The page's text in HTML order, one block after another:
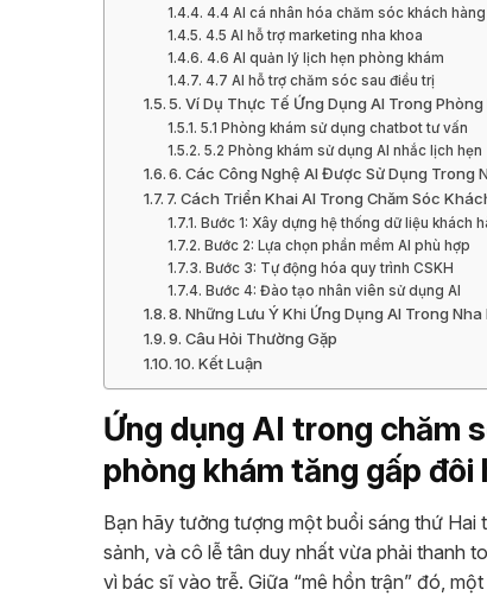
4.4 AI cá nhân hóa chăm sóc khách hàng
4.5 AI hỗ trợ marketing nha khoa
4.6 AI quản lý lịch hẹn phòng khám
4.7 AI hỗ trợ chăm sóc sau điều trị
5. Ví Dụ Thực Tế Ứng Dụng AI Trong
5.1 Phòng khám sử dụng chatbot tư vấn
5.2 Phòng khám sử dụng AI nhắc lịch hẹn
6. Các Công Nghệ AI Được Sử Dụng Trong
7. Cách Triển Khai AI Trong Chăm Sóc
Bước 1: Xây dựng hệ thống dữ liệu khách
Bước 2: Lựa chọn phần mềm AI phù hợp
Bước 3: Tự động hóa quy trình CSKH
Bước 4: Đào tạo nhân viên sử dụng AI
8. Những Lưu Ý Khi Ứng Dụng AI Trong Nha
9. Câu Hỏi Thường Gặp
10. Kết Luận
Ứng dụng AI trong chăm
phòng khám tăng gấp đôi
Bạn hãy tưởng tượng một buổi sáng thứ
sảnh, và cô lễ tân duy nhất vừa phải thanh
vì bác sĩ vào trễ. Giữa “mê hồn trận” đó,